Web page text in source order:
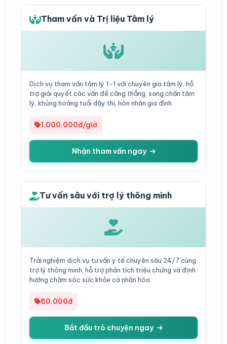
Tham vấn và Trị liệu Tâm lý
Dịch vụ tham vấn tâm lý 1-1 với chuyên gia tâm lý, hỗ
trợ giải quyết các vấn đề căng thẳng, sang chấn tâm
lý, khủng hoảng tuổi dậy thì, hôn nhân gia đình.
1.000.000đ/giờ
Nhận tham vấn ngay
Tư vấn sâu với trợ lý thông minh
Trải nghiệm dịch vụ tư vấn y tế chuyên sâu 24/7 cùng
trợ lý thông minh, hỗ trợ phân tích triệu chứng và định
hướng chăm sóc sức khỏe cá nhân hóa.
80.000đ
Bắt đầu trò chuyện ngay